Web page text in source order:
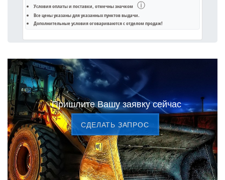
Условия оплаты и поставки, отмечны значком ⓘ
Все цены указаны дляуказанных пунктов выдачи.
Дополнительные условия оговариваются с отделом продаж!
Пришлите Вашу заявку сейчас
CДЕЛАТЬ ЗАПРОС